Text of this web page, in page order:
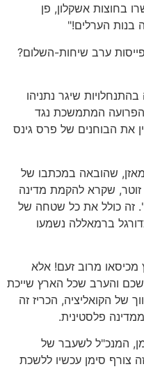
בחוצות אשקלון, פן
בנות הערלים!"
ערב שיחות-השלום?
שיגר נתניהו
המתמשכת נגד
את הבוחנים של פרס גינס
שהובאה במכתבו של
זוטר, שקרא להקמת מדינה
זה כולל את כל שטחה של
ברמאללה נשמעו
מכיסאו מרוב זעם! אלא
והערב שכל הארץ שייכת
של הקואליציה, הכריז זה
פלסטינית.
המנכ"ל לשעבר של
סימן עכשיו ללשכת